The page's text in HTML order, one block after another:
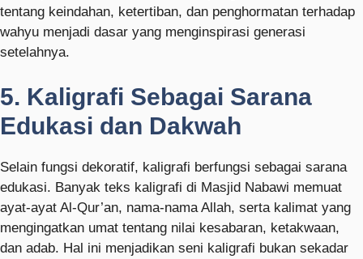
tentang keindahan, ketertiban, dan penghormatan terhadap
wahyu menjadi dasar yang menginspirasi generasi
setelahnya.
5. Kaligrafi Sebagai Sarana
Edukasi dan Dakwah
Selain fungsi dekoratif, kaligrafi berfungsi sebagai sarana
edukasi. Banyak teks kaligrafi di Masjid Nabawi memuat
ayat-ayat Al-Qur’an, nama-nama Allah, serta kalimat yang
mengingatkan umat tentang nilai kesabaran, ketakwaan,
dan adab. Hal ini menjadikan seni kaligrafi bukan sekadar